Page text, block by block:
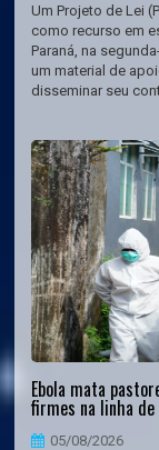
Um Projeto de Lei
como recurso em
Paraná, na
um material de
disseminar seu
Ebola mata
firmes na linha
05/08/2026